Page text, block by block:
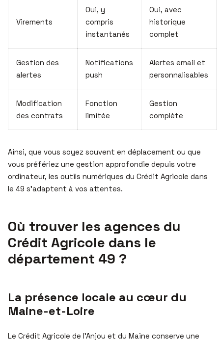
Virements
Oui, y
compris
instantanés
Oui, avec
historique
complet
Gestion des
alertes
Notifications
push
Alertes email et
personnalisables
Modification
des contrats
Fonction
limitée
Gestion
complète
Ainsi, que vous soyez souvent en déplacement ou que
vous préfériez une gestion approfondie depuis votre
ordinateur, les outils numériques du Crédit Agricole dans
le 49 s’adaptent à vos attentes.
Où trouver les agences du
Crédit Agricole dans le
département 49 ?
La présence locale au cœur du
Maine-et-Loire
Le Crédit Agricole de l’Anjou et du Maine conserve une